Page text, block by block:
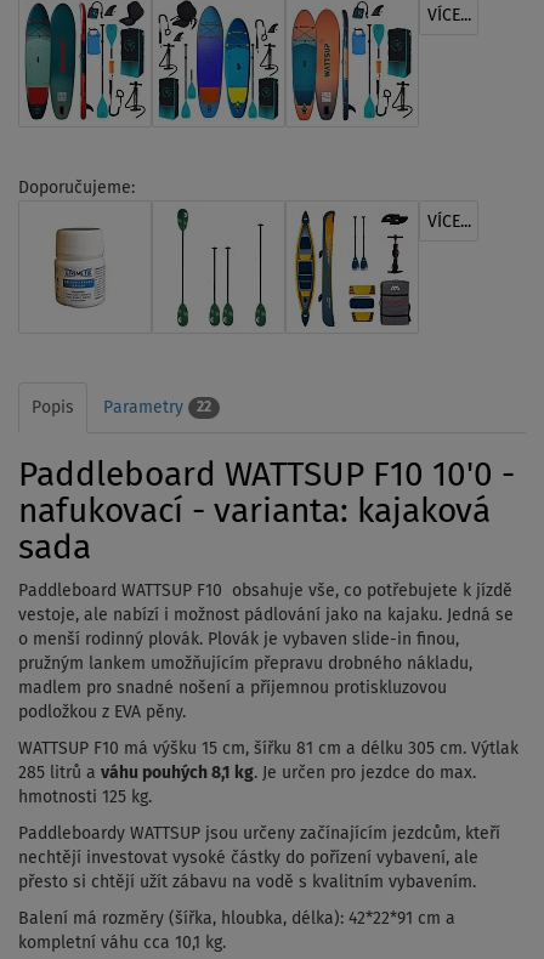
VÍCE...
Doporučujeme:
VÍCE...
Popis Parametry 22
Paddleboard WATTSUP F10 10'0 -
nafukovací - varianta: kajaková
sada
Paddleboard WATTSUP F10 obsahuje vše, co potřebujete k jízdě
vestoje, ale nabízí i možnost pádlování jako na kajaku. Jedná se
o menší rodinný plovák. Plovák je vybaven slide-in finou,
pružným lankem umožňujícím přepravu drobného nákladu,
madlem pro snadné nošení a příjemnou protiskluzovou
podložkou z EVA pěny.
WATTSUP F10 má výšku 15 cm, šířku 81 cm a délku 305 cm. Výtlak
285 litrů a váhu pouhých 8,1 kg. Je určen pro jezdce do max.
hmotnosti 125 kg.
Paddleboardy WATTSUP jsou určeny začínajícím jezdcům, kteří
nechtějí investovat vysoké částky do pořízení vybavení, ale
přesto si chtějí užít zábavu na vodě s kvalitním vybavením.
Balení má rozměry (šířka, hloubka, délka): 42*22*91 cm a
kompletní váhu cca 10,1 kg.